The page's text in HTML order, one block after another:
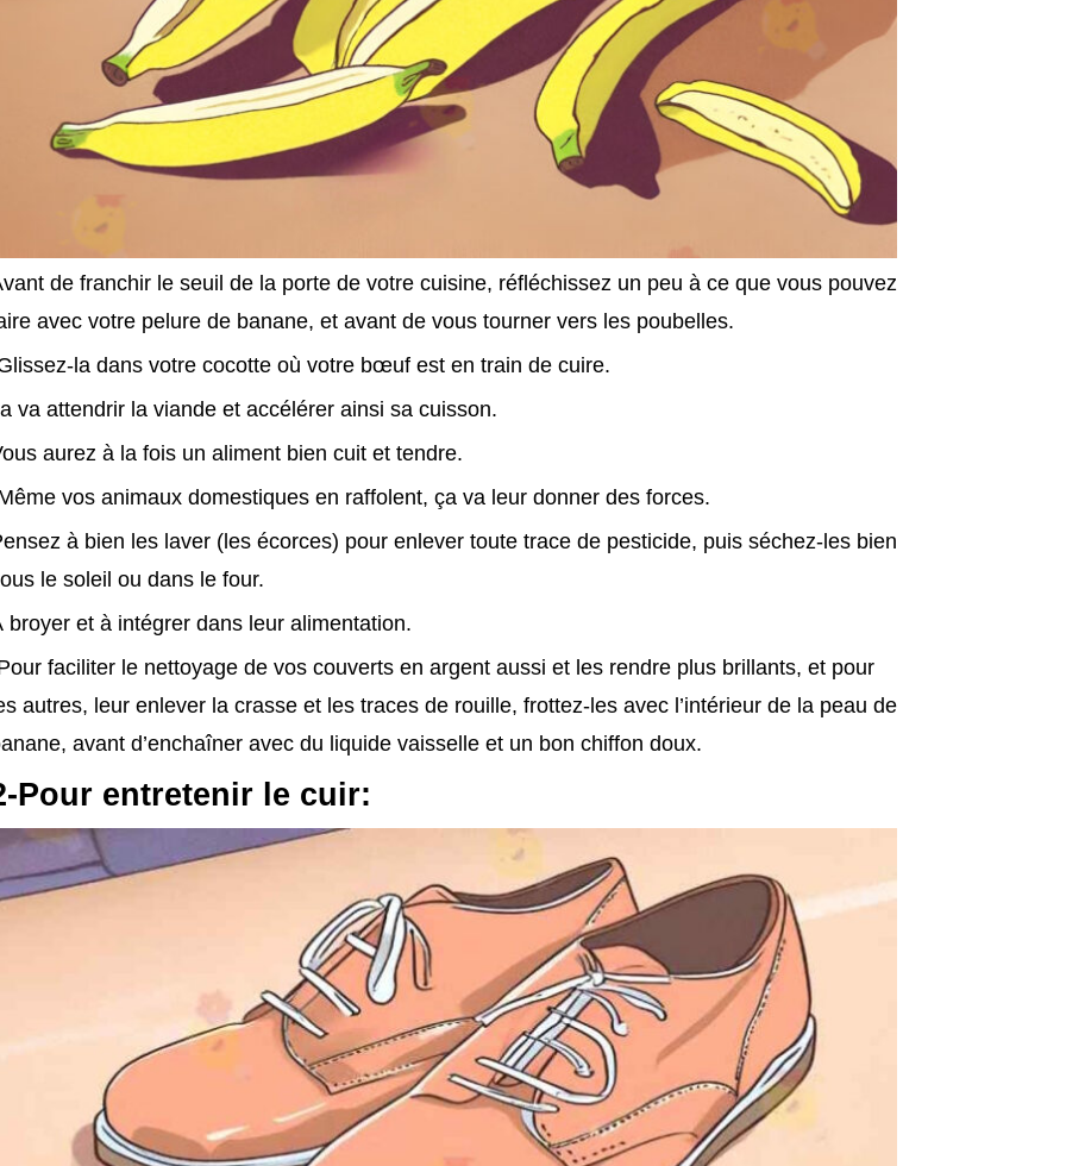
de franchir le seuil de la porte de votre cuisine, réfléchissez un peu à ce que vous pouvez
avec votre pelure de banane, et avant de vous tourner vers les poubelles.
la dans votre cocotte où votre bœuf est en train de cuire.
va attendrir la viande et accélérer ainsi sa cuisson.
aurez à la fois un aliment bien cuit et tendre.
vos animaux domestiques en raffolent, ça va leur donner des forces.
à bien les laver (les écorces) pour enlever toute trace de pesticide, puis séchez-les bien
le soleil ou dans le four.
broyer et à intégrer dans leur alimentation.
faciliter le nettoyage de vos couverts en argent aussi et les rendre plus brillants, et pour
autres, leur enlever la crasse et les traces de rouille, frottez-les avec l’intérieur de la peau de
avant d’enchaîner avec du liquide vaisselle et un bon chiffon doux.
Pour entretenir le cuir: